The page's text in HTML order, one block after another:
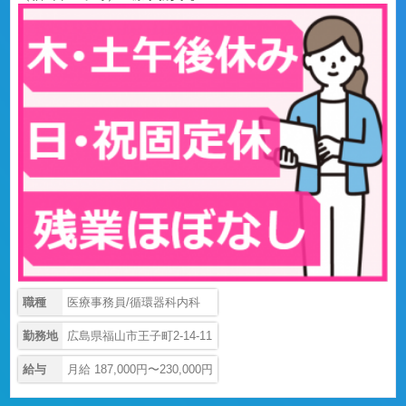
職種 医療事務員/循環器科内科
勤務地 広島県福山市王子町2-14-11
給与 月給 187,000円〜230,000円